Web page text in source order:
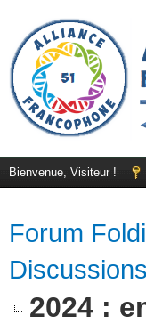
Bienvenue, Visiteur !
Forum
2024 :